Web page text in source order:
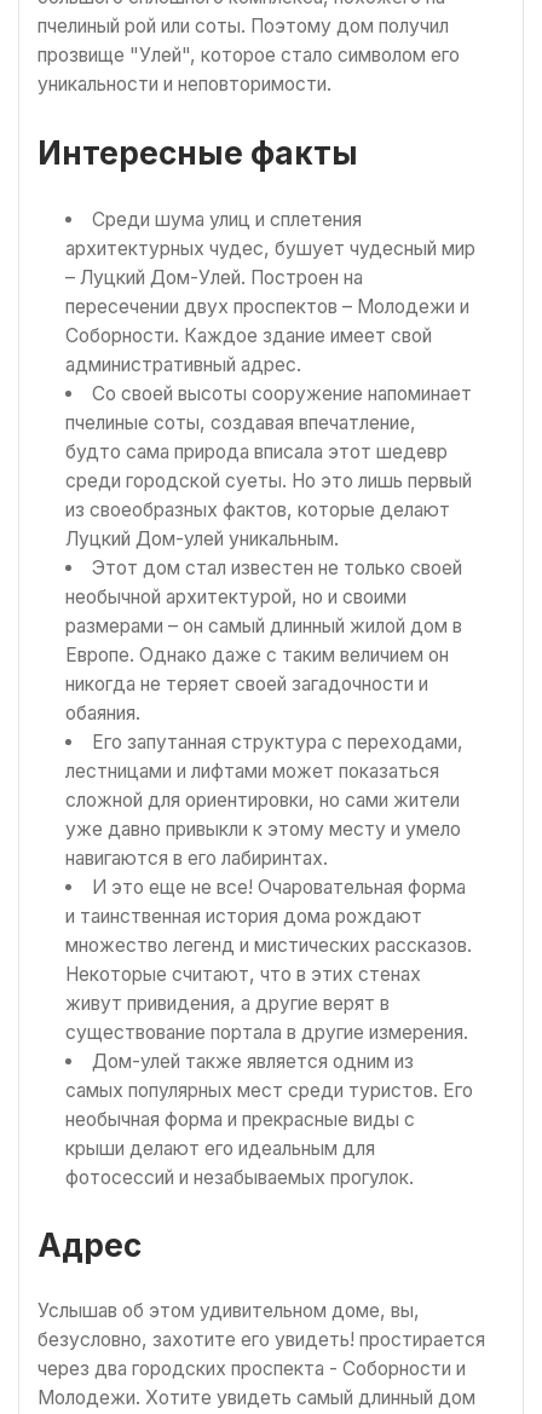
пчелиный рой или соты. Поэтому дом получил
прозвище "Улей", которое стало символом его
уникальности и неповторимости.
Интересные факты
Среди шума улиц и сплетения
архитектурных чудес, бушует чудесный мир
– Луцкий Дом-Улей. Построен на
пересечении двух проспектов – Молодежи и
Соборности. Каждое здание имеет свой
административный адрес.
Со своей высоты сооружение напоминает
пчелиные соты, создавая впечатление,
будто сама природа вписала этот шедевр
среди городской суеты. Но это лишь первый
из своеобразных фактов, которые делают
Луцкий Дом-улей уникальным.
Этот дом стал известен не только своей
необычной архитектурой, но и своими
размерами – он самый длинный жилой дом в
Европе. Однако даже с таким величием он
никогда не теряет своей загадочности и
обаяния.
Его запутанная структура с переходами,
лестницами и лифтами может показаться
сложной для ориентировки, но сами жители
уже давно привыкли к этому месту и умело
навигаются в его лабиринтах.
И это еще не все! Очаровательная форма
и таинственная история дома рождают
множество легенд и мистических рассказов.
Некоторые считают, что в этих стенах
живут привидения, а другие верят в
существование портала в другие измерения.
Дом-улей также является одним из
самых популярных мест среди туристов. Его
необычная форма и прекрасные виды с
крыши делают его идеальным для
фотосессий и незабываемых прогулок.
Адрес
Услышав об этом удивительном доме, вы,
безусловно, захотите его увидеть! простирается
через два городских проспекта - Соборности и
Молодежи. Хотите увидеть самый длинный дом